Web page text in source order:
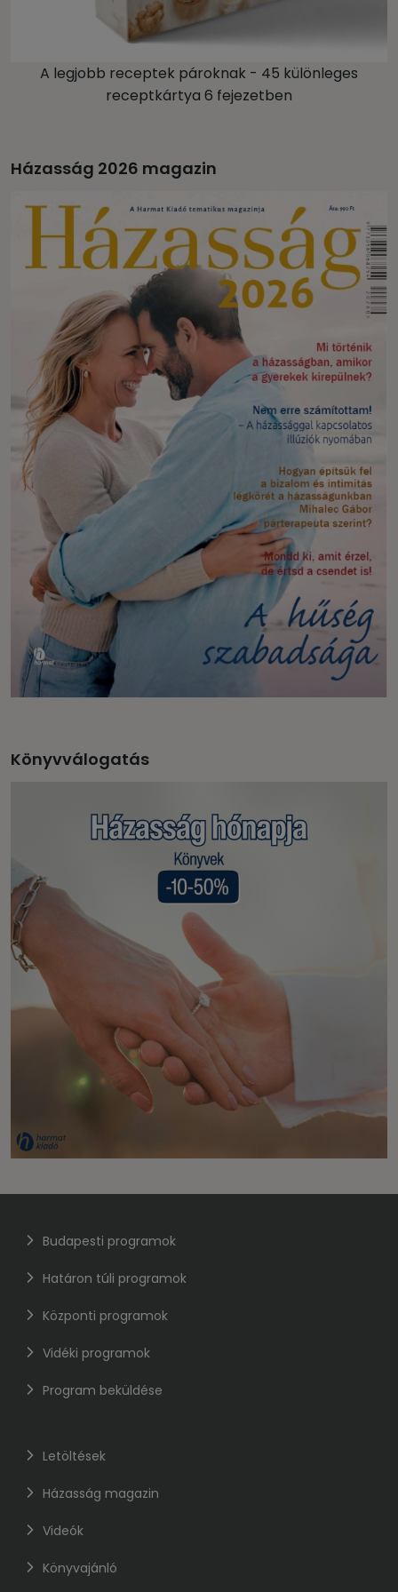
A legjobb receptek pároknak - 45 különleges
receptkártya 6 fejezetben
Házasság 2026 magazin
Könyvválogatás
Budapesti programok
Határon túli programok
Központi programok
Vidéki programok
Program beküldése
Letöltések
Házasság magazin
Videók
Könyvajánló